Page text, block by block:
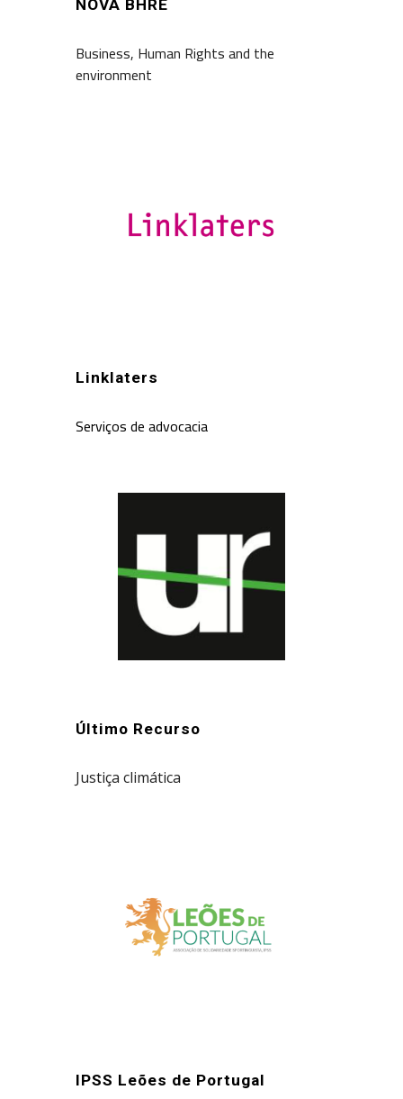
NOVA BHRE
Business, Human Rights and the
environment
Linklaters
Serviços de advocacia
Último Recurso
Justiça climática
IPSS Leões de Portugal